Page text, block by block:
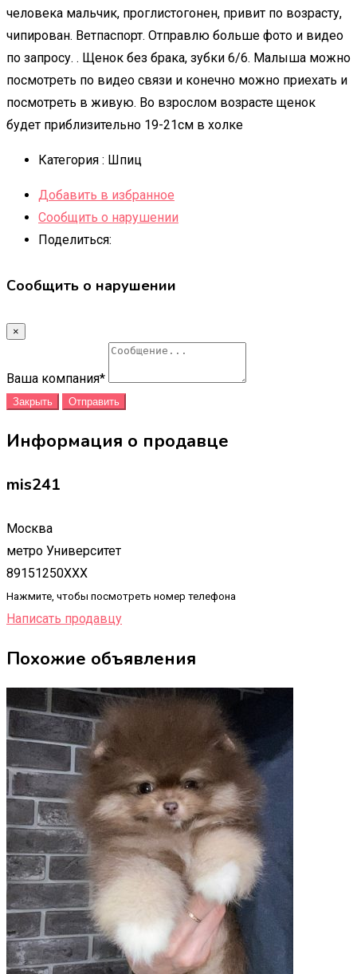
человека мальчик, проглистогонен, привит по возрасту,
чипирован. Ветпаспорт. Отправлю больше фото и видео
по запросу. . Щенoк бeз брaкa, зубки 6/6. Малыша можно
посмотреть по видео связи и конечно можно приехать и
посмотреть в живую. Во взрослом возрасте щенок
будет приблизительно 19-21см в холке
Категория : Шпиц
Добавить в избранное
Сообщить о нарушении
Поделиться:
Сообщить о нарушении
×
Ваша компания*
Закрыть Отправить
Информация о продавце
mis241
Москва
метро Университет
89151250XXX
Нажмите, чтобы посмотреть номер телефона
Написать продавцу
Похожие объявления